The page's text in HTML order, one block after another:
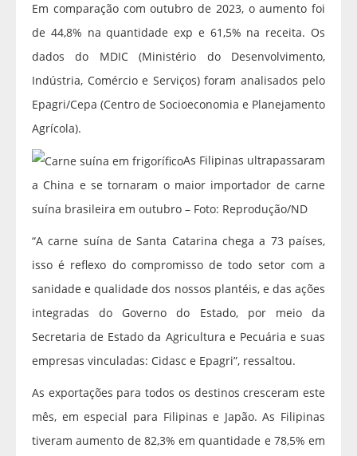
Em comparação com outubro de 2023, o aumento foi
de 44,8% na quantidade exp e 61,5% na receita. Os
dados do MDIC (Ministério do Desenvolvimento,
Indústria, Comércio e Serviços) foram analisados pelo
Epagri/Cepa (Centro de Socioeconomia e Planejamento
Agrícola).
As Filipinas ultrapassaram
a China e se tornaram o maior importador de carne
suína brasileira em outubro – Foto: Reprodução/ND
“A carne suína de Santa Catarina chega a 73 países,
isso é reflexo do compromisso de todo setor com a
sanidade e qualidade dos nossos plantéis, e das ações
integradas do Governo do Estado, por meio da
Secretaria de Estado da Agricultura e Pecuária e suas
empresas vinculadas: Cidasc e Epagri”, ressaltou.
As exportações para todos os destinos cresceram este
mês, em especial para Filipinas e Japão. As Filipinas
tiveram aumento de 82,3% em quantidade e 78,5% em